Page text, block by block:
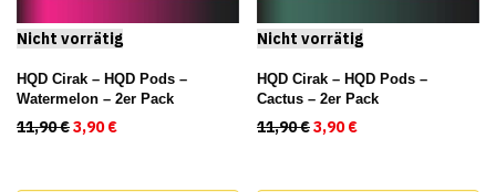
HQD Cirak – HQD Pods –
Watermelon – 2er Pack
11,90€Ursprünglicher Preis war: 11,90 €
3,90€ Aktueller Preis ist: 3,90 €.
HQD Cirak – HQD Pods –
Cactus – 2er Pack
11,90€Ursprünglicher Preis
3,90€